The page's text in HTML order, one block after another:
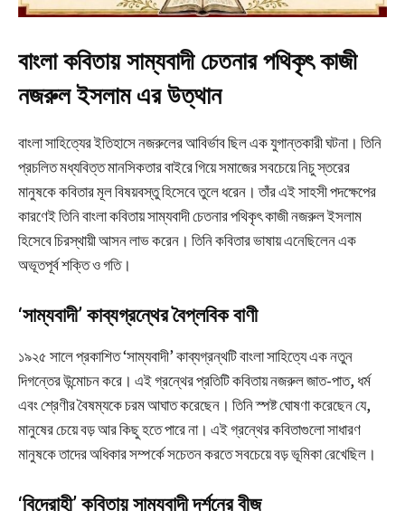
বাংলা কবিতায় সাম্যবাদী চেতনার পথিকৃৎ কাজী
নজরুল ইসলাম এর উত্থান
বাংলা সাহিত্যের ইতিহাসে নজরুলের আবির্ভাব ছিল এক যুগান্তকারী ঘটনা। তিনি
প্রচলিত মধ্যবিত্ত মানসিকতার বাইরে গিয়ে সমাজের সবচেয়ে নিচু স্তরের
মানুষকে কবিতার মূল বিষয়বস্তু হিসেবে তুলে ধরেন। তাঁর এই সাহসী পদক্ষেপের
কারণেই তিনি বাংলা কবিতায় সাম্যবাদী চেতনার পথিকৃৎ কাজী নজরুল ইসলাম
হিসেবে চিরস্থায়ী আসন লাভ করেন। তিনি কবিতার ভাষায় এনেছিলেন এক
অভূতপূর্ব শক্তি ও গতি।
‘সাম্যবাদী’ কাব্যগ্রন্থের বৈপ্লবিক বাণী
১৯২৫ সালে প্রকাশিত ‘সাম্যবাদী’ কাব্যগ্রন্থটি বাংলা সাহিত্যে এক নতুন
দিগন্তের উন্মোচন করে। এই গ্রন্থের প্রতিটি কবিতায় নজরুল জাত-পাত, ধর্ম
এবং শ্রেণীর বৈষম্যকে চরম আঘাত করেছেন। তিনি স্পষ্ট ঘোষণা করেছেন যে,
মানুষের চেয়ে বড় আর কিছু হতে পারে না। এই গ্রন্থের কবিতাগুলো সাধারণ
মানুষকে তাদের অধিকার সম্পর্কে সচেতন করতে সবচেয়ে বড় ভূমিকা রেখেছিল।
‘বিদ্রোহী’ কবিতায় সাম্যবাদী দর্শনের বীজ